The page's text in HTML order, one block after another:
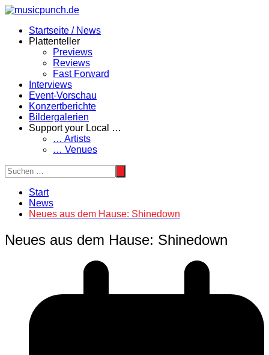
Zum
springenStartseite / News
Plattenteller
Previews
Reviews
Fast Forward
Interviews
Event-Vorschau
Konzertberichte
Bildergalerien
Support your Local …
… Artists
… Venues
Start
News
Neues aus dem Hause: Shinedown
Neues aus dem Hause: Shinedown